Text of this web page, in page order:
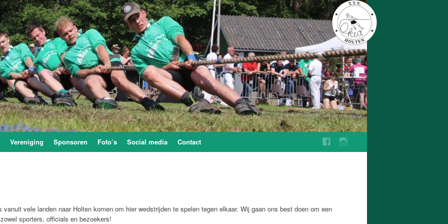
Vereniging Sponsoren Foto’s Social media Contact
vele landen naar Holten komen om hier wedstrijden te spelen tegen elkaar. Wij gaan ons best doen om een
sporters, officials en bezoekers!